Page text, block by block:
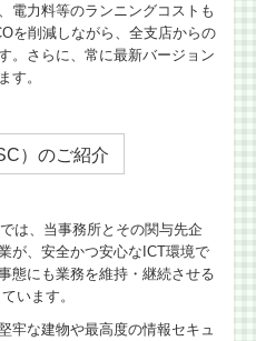
電力料等のランニングコストも
を削減しながら、全支店からの
。さらに、常に最新バージョン
す。
）のご紹介
は、当事務所とその関与先企
が、安全かつ安心なICT環境で
態にも業務を維持・継続させる
います。
牢な建物や最高度の情報セキュ